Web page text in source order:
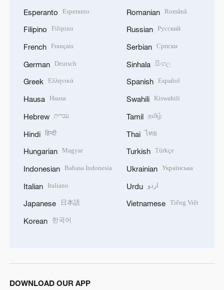
Esperanto Esperanto
Filipino Filipino
French Français
German Deutsch
Greek Ελληνικά
Hausa Hausa
Hebrew עברית
Hindi हिन्दी
Hungarian Magyar
Indonesian Bahasa Indonesia
Italian Italiano
Japanese 日本語
Korean 한국어
Romanian Română
Russian Русский
Serbian Српски
Sinhala සිංහල
Spanish Español
Swahili Kiswahili
Tamil தமிழ்
Thai ไทย
Turkish Türkçe
Ukrainian Українська
Urdu اردو
Vietnamese Tiếng Việt
DOWNLOAD OUR APP